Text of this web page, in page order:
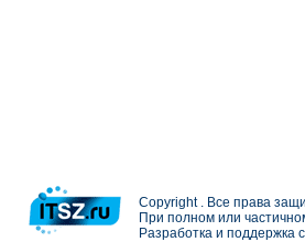
Copyright . Все права
При полном или
Разработка и поддержка